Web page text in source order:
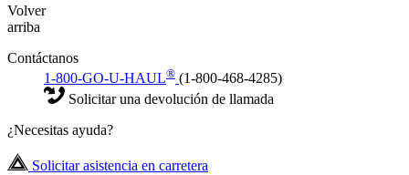
Volver
arriba
Contáctanos
1-800-GO-U-HAUL® (1-800-468-4285)
Solicitar una devolución de llamada
¿Necesitas ayuda?
Solicitar asistencia en carretera